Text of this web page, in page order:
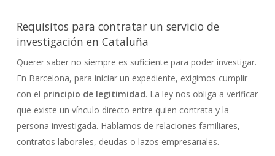
Requisitos para contratar un servicio de
investigación en Cataluña
Querer saber no siempre es suficiente para poder investigar.
En Barcelona, para iniciar un expediente, exigimos cumplir
con el principio de legitimidad. La ley nos obliga a verificar
que existe un vínculo directo entre quien contrata y la
persona investigada. Hablamos de relaciones familiares,
contratos laborales, deudas o lazos empresariales.